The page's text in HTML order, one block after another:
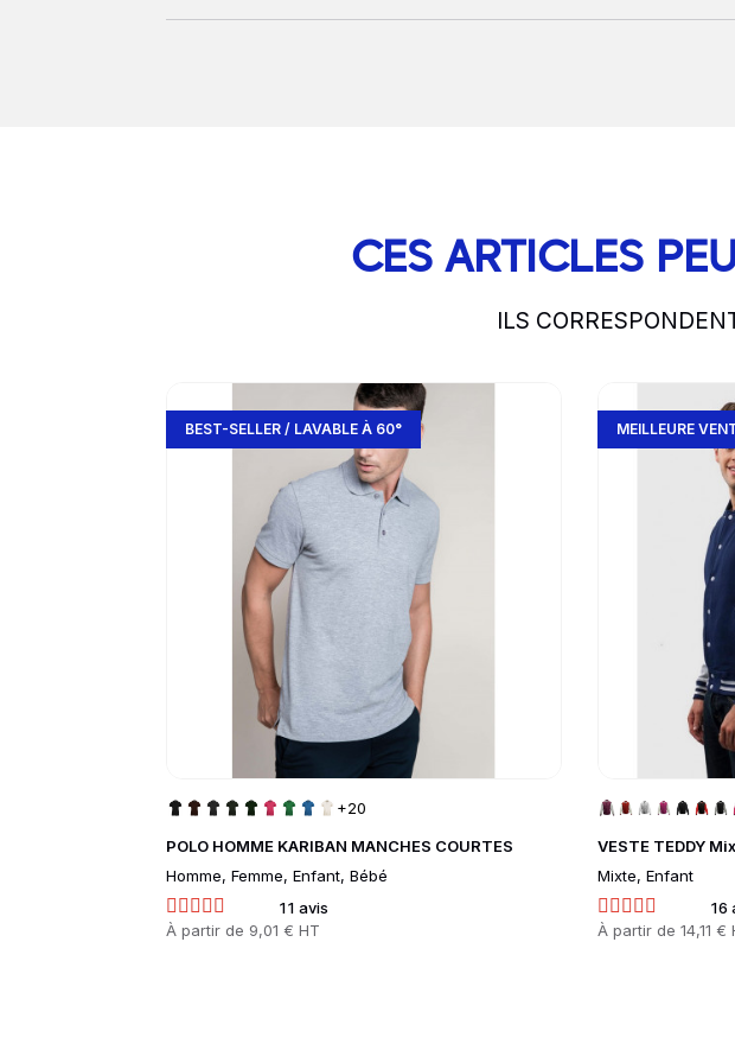
CES ARTICLES
ILS
POLO HOMME KARIBAN MANCHES COURTES
Homme, Femme, Enfant, Bébé
11 avis
Prix
À partir de 9,01 € HT
BEST-SELLER / LAVABLE À 60°
+20
VESTE TEDDY
Mixte, Enfant
16
Prix
À partir de14,11 €
MEILLEURE
Go to product